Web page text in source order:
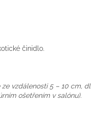
činidlo.
vzdálenosti 5 – 10 cm,
ošetřením v salónu).